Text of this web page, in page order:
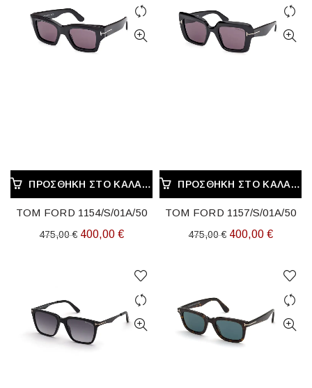
400,00 €.
ΠΡΟΣΘΉΚΗ ΣΤΟ ΚΑΛΆΘΙ
TOM FORD 1154/S/01A/50
475,00€ Original
400,00 €Η
τιμή
είναι:
400,00 €.
ΠΡΟΣΘΉΚΗ ΣΤΟ ΚΑΛΆΘΙ
TOM FORD 1157/S/01A/50
475,00€ Original
400,00 €Η
τιμή
είναι:
400,00